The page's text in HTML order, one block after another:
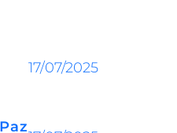
17/07/2025